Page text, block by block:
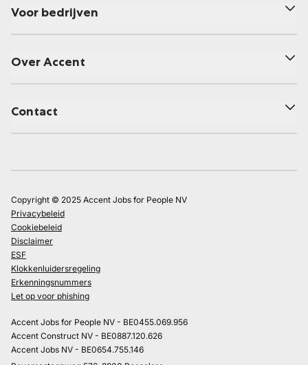
Voor bedrijven
Over Accent
Contact
Copyright © 2025 Accent Jobs for People NV
Privacybeleid
Cookiebeleid
Disclaimer
ESF
Klokkenluidersregeling
Erkenningsnummers
Let op voor phishing
Accent Jobs for People NV - BE0455.069.956
Accent Construct NV - BE0887.120.626
Accent Jobs NV - BE0654.755.146